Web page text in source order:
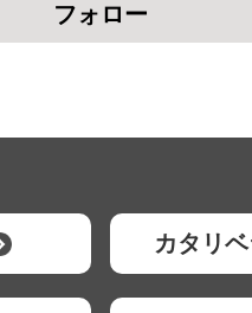
フォロー
カタリ